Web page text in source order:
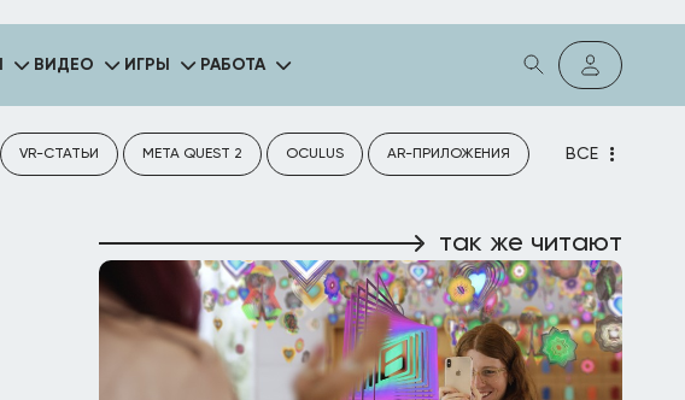
ВИДЕО ИГРЫ РАБОТА
VR-СТАТЬИ META QUEST 2 OCULUS AR-ПРИЛОЖЕНИЯ ВСЕ
так же читают